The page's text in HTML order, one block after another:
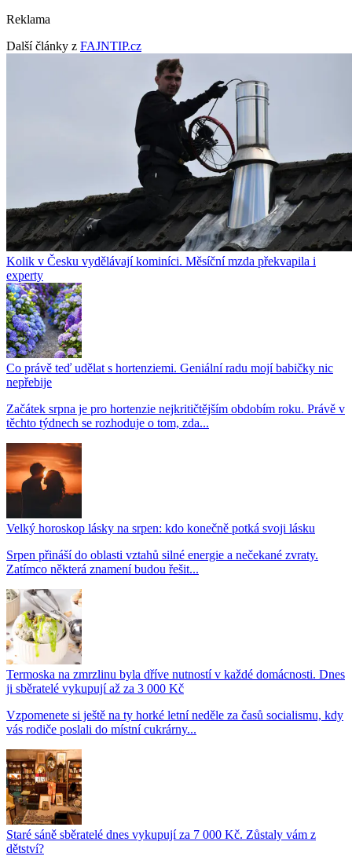
Reklama
Další články z FAJNTIP.cz
Kolik v Česku vydělávají kominíci. Měsíční mzda překvapila i
experty
Co právě teď udělat s hortenziemi. Geniální radu mojí babičky nic
nepřebije
Začátek srpna je pro hortenzie nejkritičtějším obdobím roku. Právě v
těchto týdnech se rozhoduje o tom, zda...
Velký horoskop lásky na srpen: kdo konečně potká svoji lásku
Srpen přináší do oblasti vztahů silné energie a nečekané zvraty.
Zatímco některá znamení budou řešit...
Termoska na zmrzlinu byla dříve nutností v každé domácnosti. Dnes
ji sběratelé vykupují až za 3 000 Kč
Vzpomenete si ještě na ty horké letní neděle za časů socialismu, kdy
vás rodiče poslali do místní cukrárny...
Staré sáně sběratelé dnes vykupují za 7 000 Kč. Zůstaly vám z
dětství?